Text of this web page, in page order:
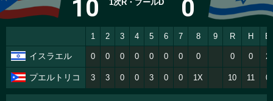
10 1次R・プールD 0
1 2 3 4 5 6 7 8 9 R H E
イスラエル 0 0 0 0 0 0 0 0 0 0 2
プエルトリコ 3 3 0 0 3 0 0 1X 10 11 0